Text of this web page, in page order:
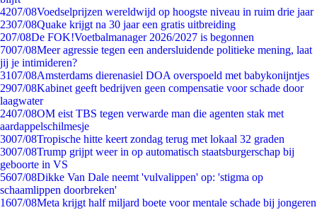
4207/08Voedselprijzen wereldwijd op hoogste niveau in ruim drie jaar
2307/08Quake krijgt na 30 jaar een gratis uitbreiding
207/08De FOK!Voetbalmanager 2026/2027 is begonnen
7007/08Meer agressie tegen een andersluidende politieke mening, laat
jij je intimideren?
3107/08Amsterdams dierenasiel DOA overspoeld met babykonijntjes
2907/08Kabinet geeft bedrijven geen compensatie voor schade door
laagwater
2407/08OM eist TBS tegen verwarde man die agenten stak met
aardappelschilmesje
3007/08Tropische hitte keert zondag terug met lokaal 32 graden
3007/08Trump grijpt weer in op automatisch staatsburgerschap bij
geboorte in VS
5607/08Dikke Van Dale neemt 'vulvalippen' op: 'stigma op
schaamlippen doorbreken'
1607/08Meta krijgt half miljard boete voor mentale schade bij jongeren